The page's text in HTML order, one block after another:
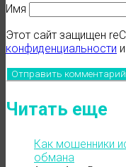
Имя
Этот сайт защищен
конфиденциальности и
Читать еще
Как мошенники
обмана